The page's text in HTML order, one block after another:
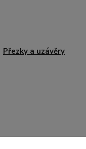
Přezky a uzávěry